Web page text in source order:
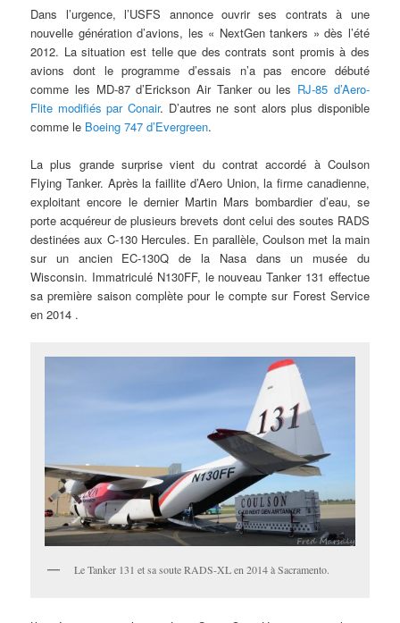
Dans l’urgence, l’USFS annonce ouvrir ses contrats à une
nouvelle génération d’avions, les « NextGen tankers » dès l’été
2012. La situation est telle que des contrats sont promis à des
avions dont le programme d’essais n’a pas encore débuté
comme les MD-87 d’Erickson Air Tanker ou les RJ-85 d’Aero-
Flite modifiés par Conair. D’autres ne sont alors plus disponible
comme le Boeing 747 d’Evergreen.
La plus grande surprise vient du contrat accordé à Coulson
Flying Tanker. Après la faillite d’Aero Union, la firme canadienne,
exploitant encore le dernier Martin Mars bombardier d’eau, se
porte acquéreur de plusieurs brevets dont celui des soutes RADS
destinées aux C-130 Hercules. En parallèle, Coulson met la main
sur un ancien EC-130Q de la Nasa dans un musée du
Wisconsin. Immatriculé N130FF, le nouveau Tanker 131 effectue
sa première saison complète pour le compte sur Forest Service
en 2014 .
Le Tanker 131 et sa soute RADS-XL en 2014 à Sacramento.